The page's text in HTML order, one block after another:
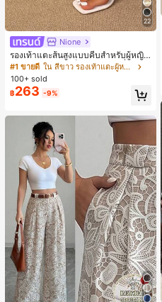
22
Nione
รองเท้าแตะส้นสูงแบบคีบสำหรับผู้หญิง
สไตล์คลาสสิก สีบล็อก สไตล์แฟรี่ฤดูร้อ
น ส้นเข็ม รองเท้าแตะแบบคีบ รองเท้าแ
ตะชายหาดแฟชั่นสายไขว้ รองเท้าผู้ห
ญิง สำหรับออฟฟิศ บ้าน กลางแจ้ง ดีไซ
น์หัวเหลี่ยม ชิคและหรูหรา สำหรับเดทไ
นท์
#1 ขายดี
ใน สีขาว รองเท้าแตะผู้หญิง
100+ sold
฿263 -9%